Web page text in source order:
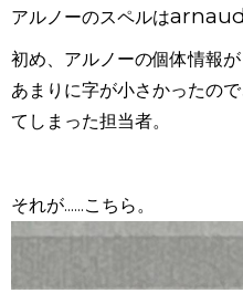
アルノーのスペルは
初め、アルノーの個体情報
あまりに字が小さかったので
てしまった担当者。
それが......こちら。